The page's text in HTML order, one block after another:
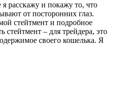
расскажу и покажу то, что
от посторонних глаз.
стейтмент и подробное
стейтмент – для трейдера, это
своего кошелька. Я